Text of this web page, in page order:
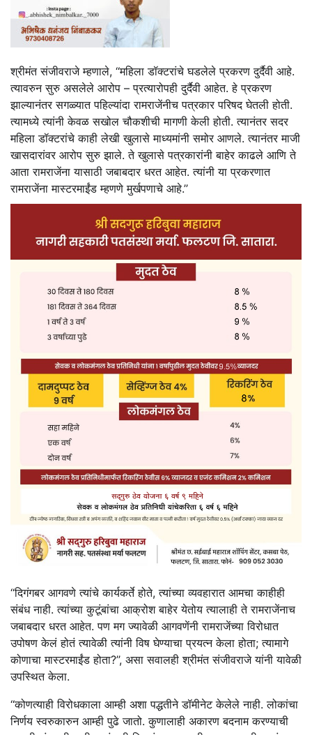
श्रीमंत संजीवराजे म्हणाले, ‘‘महिला डॉक्टरांचे घडलेले प्रकरण दुर्दैवी आहे.
त्यावरुन सुरु असलेले आरोप – प्रत्यारोपही दुर्दैवी आहेत. हे प्रकरण
झाल्यानंतर सगळ्यात पहिल्यांदा रामराजेंनीच पत्रकार परिषद घेतली होती.
त्यामध्ये त्यांनी केवळ सखोल चौकशीची मागणी केली होती. त्यानंतर सदर
महिला डॉक्टरांचे काही लेखी खुलासे माध्यमांनी समोर आणले. त्यानंतर माजी
खासदारांवर आरोप सुरु झाले. ते खुलासे पत्रकारांनी बाहेर काढले आणि ते
आता रामराजेंना यासाठी जबाबदार धरत आहेत. त्यांनी या प्रकरणात
रामराजेंना मास्टरमाईंड म्हणणे मुर्खपणाचे आहे.’’
‘‘दिगंगबर आगवणे त्यांचे कार्यकर्ते होते, त्यांच्या व्यवहारात आमचा काहीही
संबंध नाही. त्यांच्या कुटूंबांचा आक्रोश बाहेर येतोय त्यालाही ते रामराजेंनाच
जबाबदार धरत आहेत. पण मग ज्यावेळी आगवणेंनी रामराजेंच्या विरोधात
उपोषण केलं होतं त्यावेळी त्यांनी विष घेण्याचा प्रयत्न केला होता; त्यामागे
कोणाचा मास्टरमाईंड होता?’’, असा सवालही श्रीमंत संजीवराजे यांनी यावेळी
उपस्थित केला.
‘‘कोणत्याही विरोधकाला आम्ही अशा पद्धतीने डॉमीनेट केलेले नाही. लोकांचा
निर्णय स्वरुकारुन आम्ही पुढे जातो. कुणालाही अकारण बदनाम करण्याची